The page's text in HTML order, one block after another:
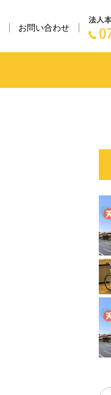
お問い合わせ